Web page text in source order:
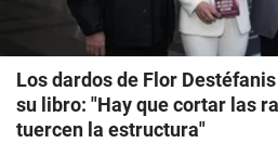
Los dardos de Flor
su libro: "Hay que cortar las
tuercen la estructura"